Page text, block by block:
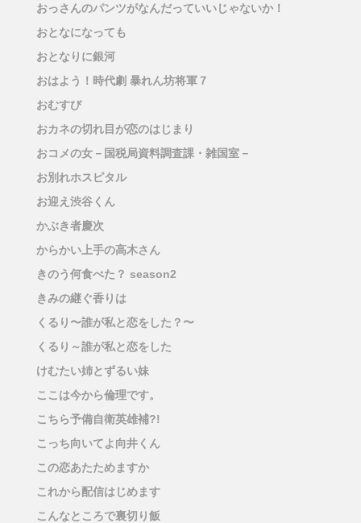
おっさんのパンツがなんだっていいじゃないか！
おとなになっても
おとなりに銀河
おはよう！時代劇 暴れん坊将軍７
おむすび
おカネの切れ目が恋のはじまり
おコメの女－国税局資料調査課・雑国室－
お別れホスピタル
お迎え渋谷くん
かぶき者慶次
からかい上手の高木さん
きのう何食べた？ season2
きみの継ぐ香りは
くるり〜誰が私と恋をした？〜
くるり～誰が私と恋をした
けむたい姉とずるい妹
ここは今から倫理です。
こちら予備自衛英雄補?!
こっち向いてよ向井くん
この恋あたためますか
これから配信はじめます
こんなところで裏切り飯